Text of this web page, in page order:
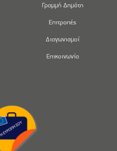
Γραμμή Δημότη
Επιτροπές
Διαγωνισμοί
Επικοινωνία